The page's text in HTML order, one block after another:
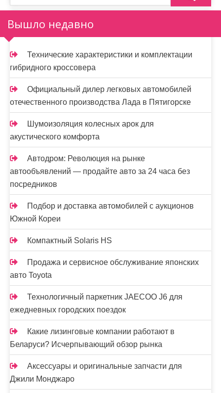
Вышло недавно
Технические характеристики и комплектации
гибридного кроссовера
Официальный дилер легковых автомобилей
отечественного производства Лада в Пятигорске
Шумоизоляция колесных арок для
акустического комфорта
Автодром: Революция на рынке
автообъявлений — продайте авто за 24 часа без
посредников
Подбор и доставка автомобилей с аукционов
Южной Кореи
Компактный Solaris HS
Продажа и сервисное обслуживание японских
авто Toyota
Технологичный паркетник JAECOO J6 для
ежедневных городских поездок
Какие лизинговые компании работают в
Беларуси? Исчерпывающий обзор рынка
Аксессуары и оригинальные запчасти для
Джили Монджаро